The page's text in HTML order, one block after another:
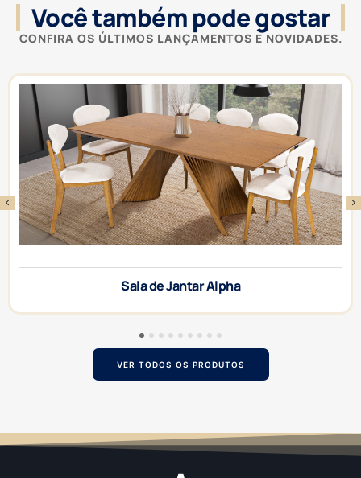
Você também pode gostar
CONFIRA OS ÚLTIMOS LANÇAMENTOS E NOVIDADES.
Sala de Jantar Alpha
5 6 7 8 9
VER TODOS OS PRODUTOS